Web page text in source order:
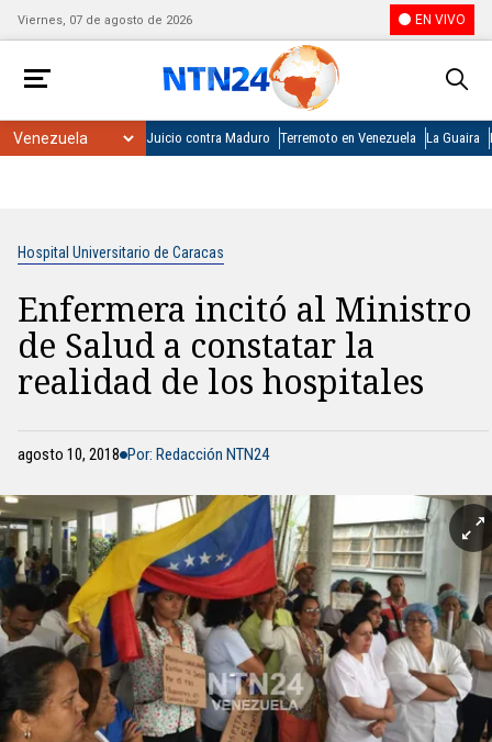
Viernes, 07 de agosto de 2026 EN VIVO
Juicio contra Maduro Terremoto en Venezuela La Guaira
Hospital Universitario de Caracas
Enfermera incitó al Ministro
de Salud a constatar la
realidad de los hospitales
agosto 10, 2018 Por: Redacción NTN24